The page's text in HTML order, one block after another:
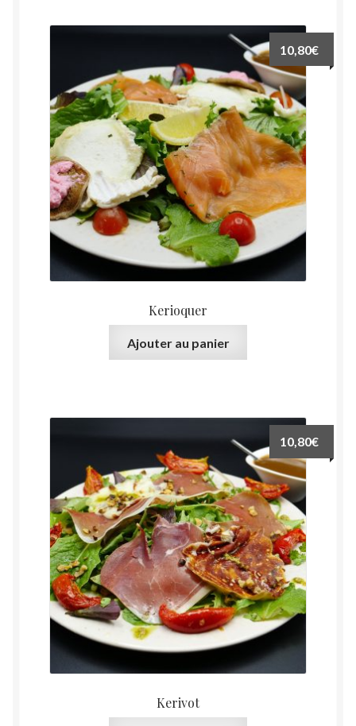
Kerioquer
10,80€
Ajouter au panier
Kerivot
10,80€